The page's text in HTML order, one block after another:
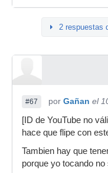
2 respuestas
#67 por Gañan el
[ID de YouTube no
hace que flipe con
Tambien hay que
porque yo tocando